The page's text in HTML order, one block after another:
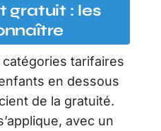
gratuit : les
tarifaires
en dessous
de la gratuité.
avec un